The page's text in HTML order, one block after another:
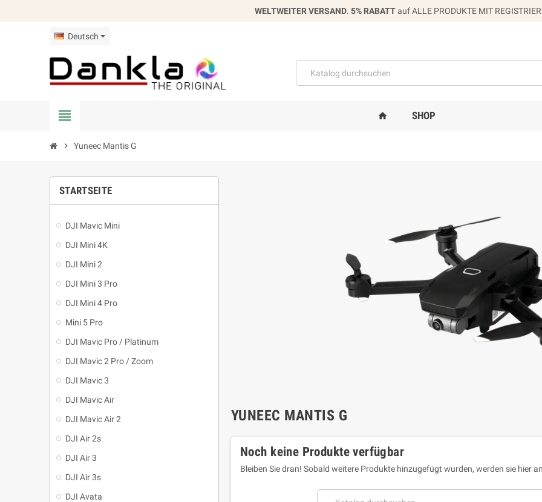
WELTWEITER VERSAND. 5% RABATTauf ALLE PRODUKTE MIT
Deutsch
view_headline home SHOP
chevron_right Yuneec Mantis G
STARTSEITE
DJI Mavic Mini
DJI Mini 4K
DJI Mini 2
DJI Mini 3 Pro
DJI Mini 4 Pro
Mini 5 Pro
DJI Mavic Pro / Platinum
DJI Mavic 2 Pro / Zoom
DJI Mavic 3
DJI Mavic Air
DJI Mavic Air 2
DJI Air 2s
DJI Air 3
DJI Air 3s
DJI Avata
YUNEEC MANTIS G
Noch keine Produkte verfügbar
Bleiben Sie dran! Sobald weitere Produkte hinzugefügt wurden, werden sie hier